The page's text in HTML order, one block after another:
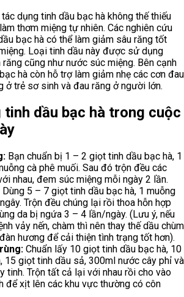
dụng tinh dầu bạc hà không thế thiếu
thơm miệng tự nhiên. Các nghiên cứu
bạc hà có thể làm giảm sâu răng tốt
Loại tinh dầu này được sử dụng
cũng như nước súc miệng. Bên cạnh
hà còn hỗ trợ làm giảm nhẹ các cơn đau
ở trẻ sơ sinh và đau răng ở người lớn.
tinh dầu bạc hà trong cuộc
Bạn chuẩn bị 1 – 2 giọt tinh dầu bạc hà, 1
cà phê muối. Sau đó trộn đều các
nhau, đem súc miệng mỗi ngày 2 lần.
Dùng 5 – 7 giọt tinh dầu bạc hà, 1 muỗng
Trộn đều chúng lại rồi thoa hỗn hợp
da bị ngứa 3 – 4 lần/ngày. (Lưu ý, nếu
vảy nến, chàm thì nên thay thế dầu chùm
hương để cải thiện tình trạng tốt hơn).
Chuẩn lấy 10 giọt tinh dầu bạc hà, 10
15 giọt tinh dầu sả, 300ml nước cây phỉ và
tinh. Trộn tất cả lại với nhau rồi cho vào
để xịt lên các khu vực thường có côn